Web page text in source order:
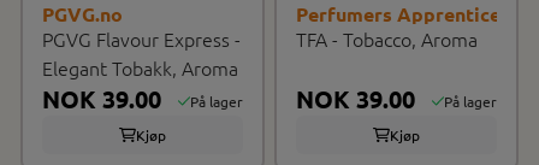
PGVG.no
PGVG Flavour Express -
Elegant Tobakk, Aroma
NOK 39.00
På lager
Kjøp
Perfumers Apprentice
TFA - Tobacco, Aroma
NOK 39.00
På lager
Kjøp